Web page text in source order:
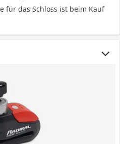
für das Schloss ist beim Kauf